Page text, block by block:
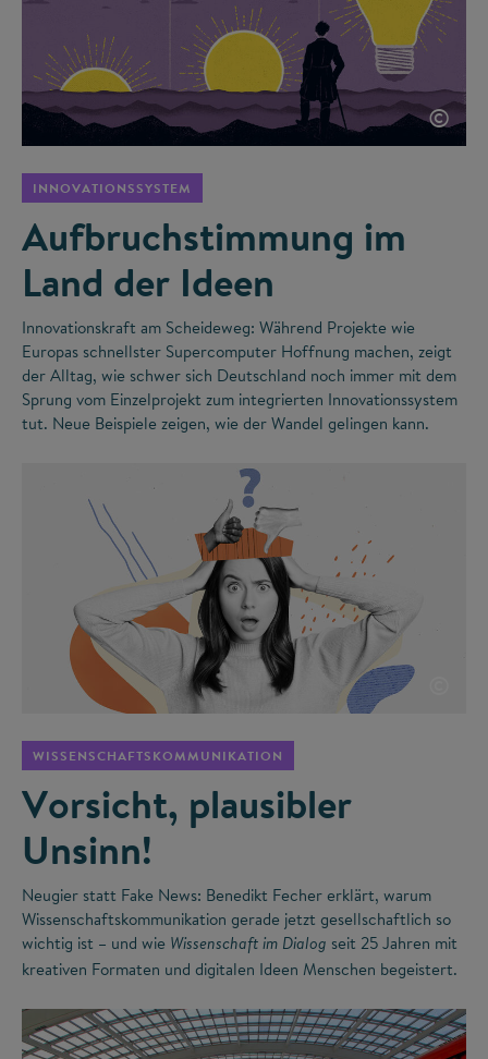
©
INNOVATIONSSYSTEM
Aufbruchstimmung im
Land der Ideen
Innovationskraft am Scheideweg: Während Projekte wie
Europas schnellster Supercomputer Hoffnung machen, zeigt
der Alltag, wie schwer sich Deutschland noch immer mit dem
Sprung vom Einzelprojekt zum integrierten Innovationssystem
tut. Neue Beispiele zeigen, wie der Wandel gelingen kann.
WISSENSCHAFTSKOMMUNIKATION
Vorsicht, plausibler
Unsinn!
Neugier statt Fake News: Benedikt Fecher erklärt, warum
Wissenschaftskommunikation gerade jetzt gesellschaftlich so
wichtig ist – und wie Wissenschaft im Dialog seit 25 Jahren mit
kreativen Formaten und digitalen Ideen Menschen begeistert.